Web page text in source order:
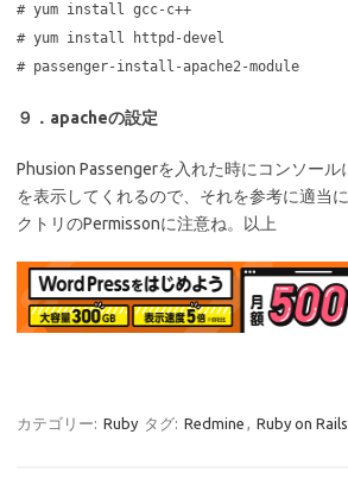
# yum install gcc-c++
# yum install httpd-devel
# passenger-install-apache2-module
９．apacheの設定
Phusion Passengerを入れた時にコンソー
を表示してくれるので、それを参考に適当
クトリのPermissonに注意ね。以上
カテゴリー: Ruby タグ: Redmine , Ruby on Rails